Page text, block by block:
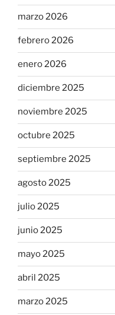
marzo 2026
febrero 2026
enero 2026
diciembre 2025
noviembre 2025
octubre 2025
septiembre 2025
agosto 2025
julio 2025
junio 2025
mayo 2025
abril 2025
marzo 2025